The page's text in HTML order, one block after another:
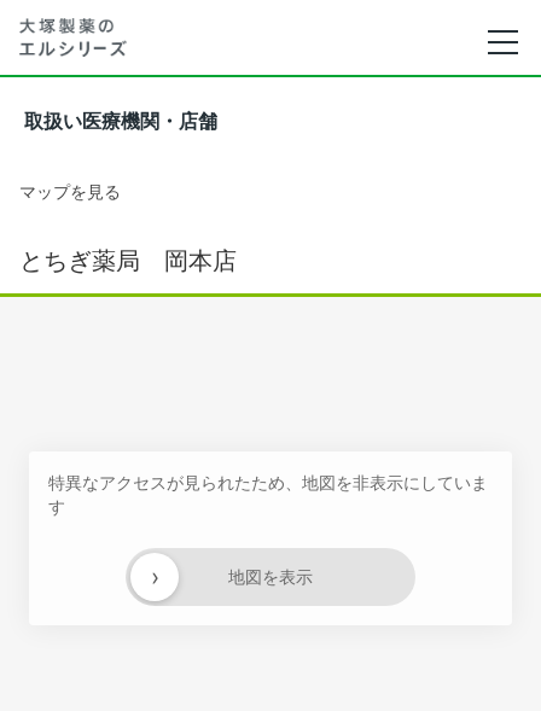
取扱い医療機関・店舗
マップを見る
とちぎ薬局 岡本店
特異なアクセスが見られたため、地図を非表示にしていま
す
地図を表示
›